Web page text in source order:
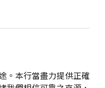
。本行當盡力提供正確